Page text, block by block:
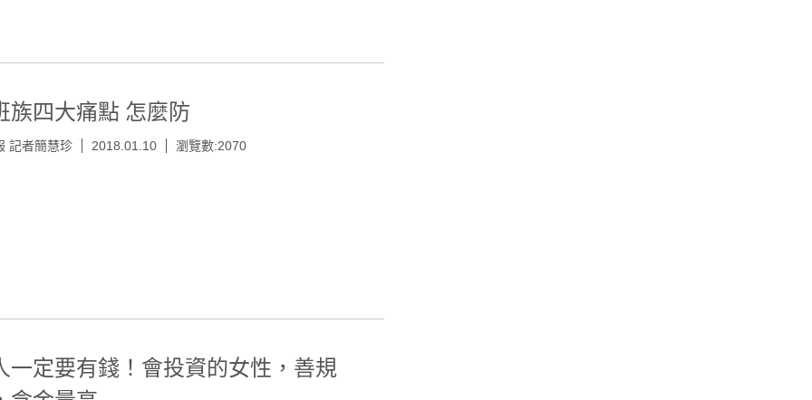
族四大痛點 怎麼防
記者簡慧珍 2018.01.10 瀏覽數:2070
一定要有錢！會投資的女性，善規